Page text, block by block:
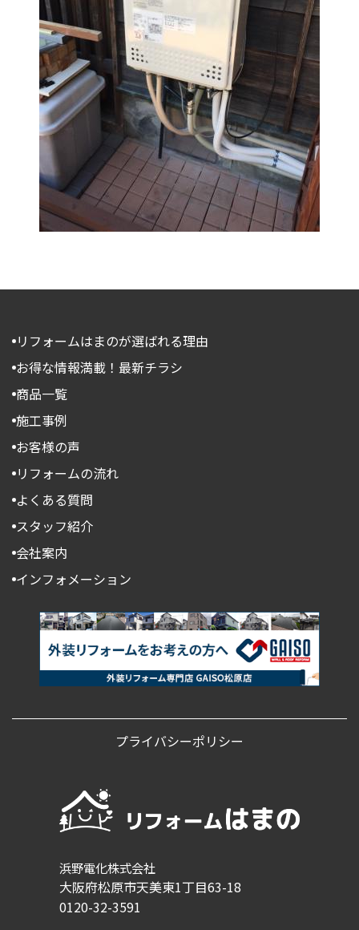
浜野電化株式会社
大阪府松原市天美東1丁目63-18
0120-32-3591
リフォームはまのが選ばれる理由
お得な情報満載！最新チラシ
商品一覧
施工事例
お客様の声
リフォームの流れ
よくある質問
スタッフ紹介
会社案内
インフォメーション
プライバシーポリシー